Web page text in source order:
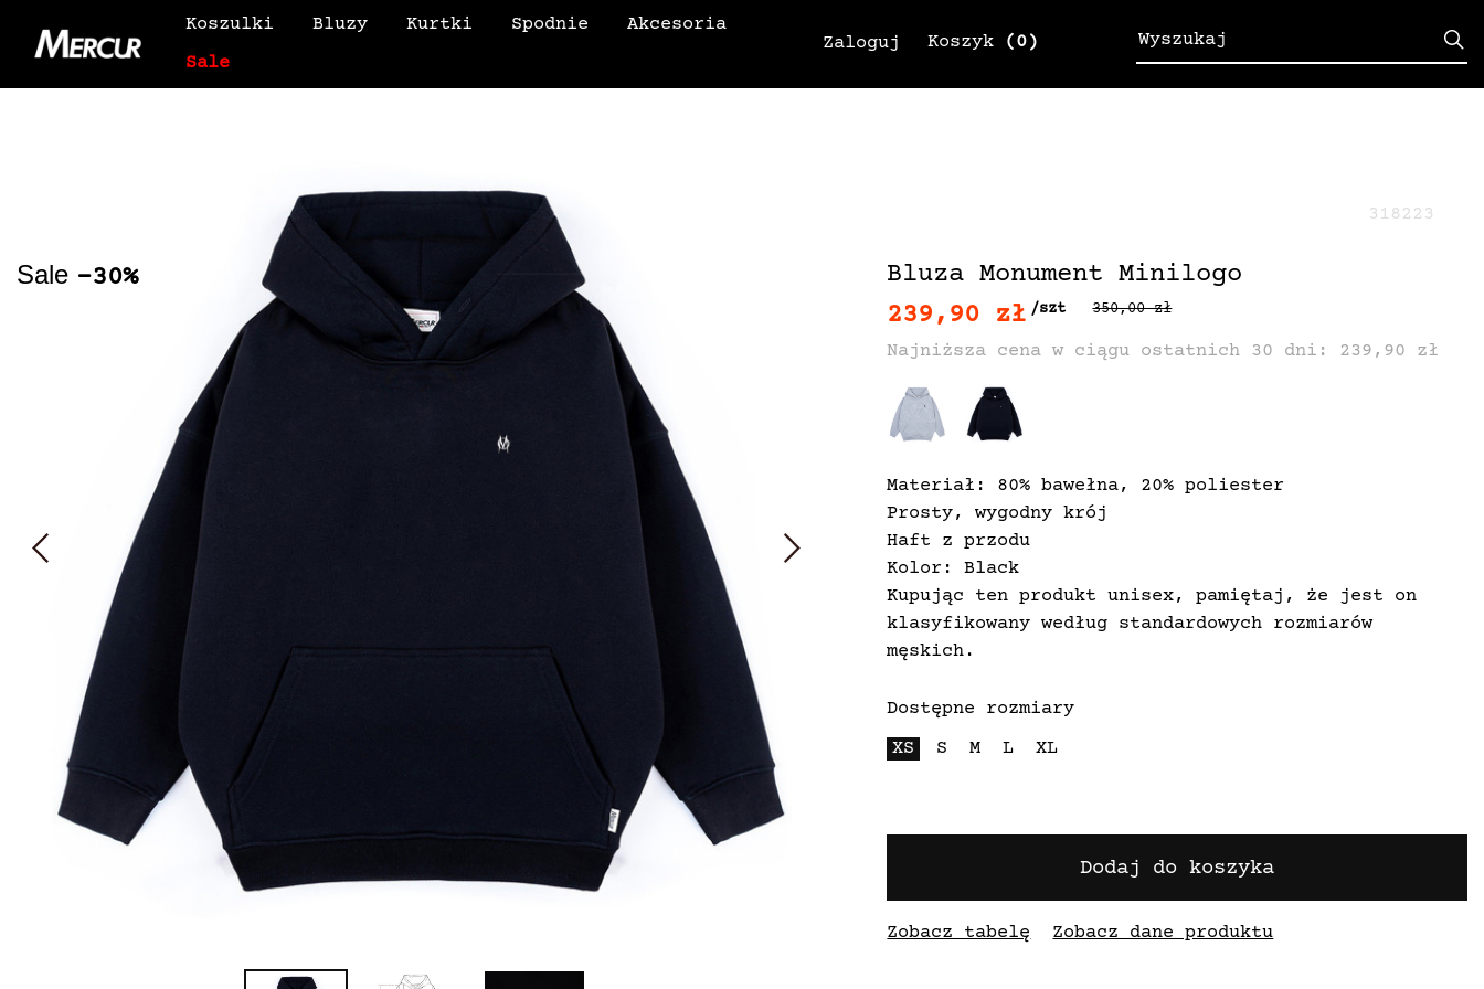
Koszyk (0)
Zaloguj
Koszulki Bluzy Kurtki Spodnie
Akcesoria
Sale
Sale -30% Bluza Monument Minilogo
318223
239,90 zł /szt 350,00 zł
Najniższa cena w ciągu ostatnich 30 dni: 239,90 zł
Materiał: 80% bawełna, 20% poliester
Prosty, wygodny krój
Haft z przodu
Kolor: Black
Kupując ten produkt unisex, pamiętaj, że jest on
klasyfikowany według standardowych rozmiarów
męskich.
Dostępne rozmiary
XS
S M L XL
Dodaj do koszyka
Zobacz tabelę Zobacz dane produktu